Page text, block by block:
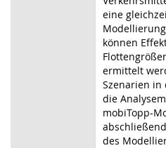
eine
können
ermittelt
Szenarien in
die
mobiTopp-
des